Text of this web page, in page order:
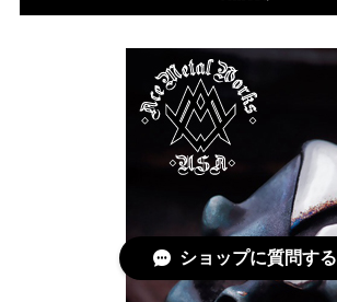
ショップに質問する